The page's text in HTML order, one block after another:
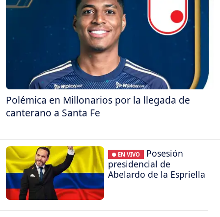
Polémica en Millonarios por la llegada de
canterano a Santa Fe
● EN VIVO
Posesión
presidencial de
Abelardo de la Espriella